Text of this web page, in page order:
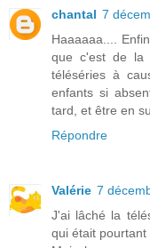
chantal 7
Haaaaaa....
que c'est de la
téléséries à
enfants si
tard, et être en
Répondre
Valérie 7
J'ai lâché la
qui était pourtant